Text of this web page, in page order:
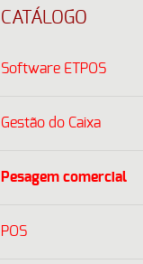
CATÁLOGO
Software ETPOS
Gestão do Caixa
Pesagem comercial
POS